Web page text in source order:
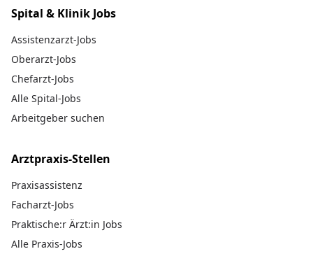
Spital & Klinik Jobs
Assistenzarzt-Jobs
Oberarzt-Jobs
Chefarzt-Jobs
Alle Spital-Jobs
Arbeitgeber suchen
Arztpraxis-Stellen
Praxisassistenz
Facharzt-Jobs
Praktische:r Ärzt:in Jobs
Alle Praxis-Jobs